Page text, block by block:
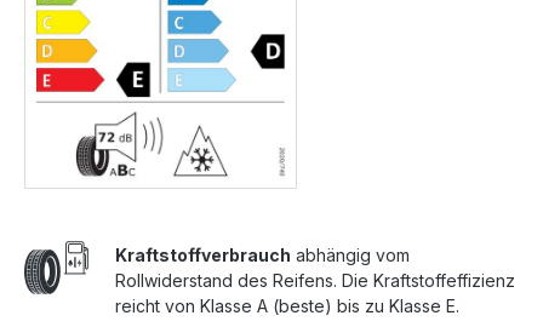
Kraftstoffverbrauch abhängig vom
Rollwiderstand des Reifens. Die Kraftstoffeffizienz
reicht von Klasse A (beste) bis zu Klasse E.